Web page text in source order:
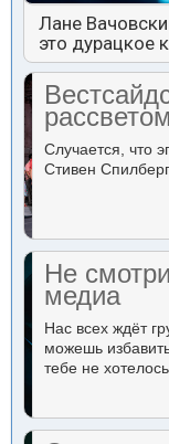
Лане
это дурацкое
рассветом
Случается, что
Стивен
Не
медиа
Нас всех ждёт
можешь
тебе не